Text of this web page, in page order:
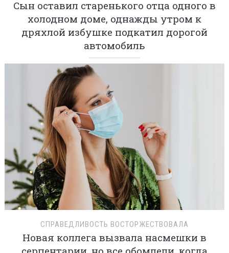
Сын оставил старенького отца одного в
холодном доме, однажды утром к
дряхлой избушке подкатил дорогой
автомобиль
СПРАВЕДЛИВОСТЬ ВОСТОРЖЕСТВОВАЛА
Новая коллега вызвала насмешки в